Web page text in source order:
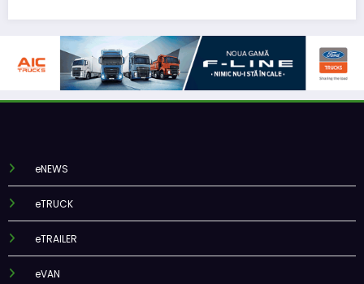
eNEWS
eTRUCK
eTRAILER
eVAN